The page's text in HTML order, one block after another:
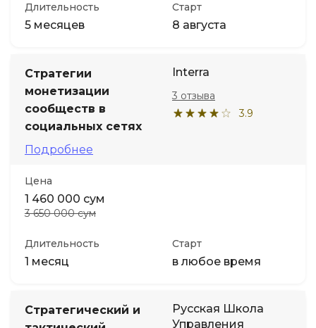
Длительность
5 месяцев
Старт
8 августа
Стратегии
монетизации
сообществ в
социальных сетях
Подробнее
Interra
3.9
3 отзыва
Цена
1 460 000 сум
3 650 000 сум
Длительность
1 месяц
Старт
в любое время
Стратегический и
Русская Школа
Управления